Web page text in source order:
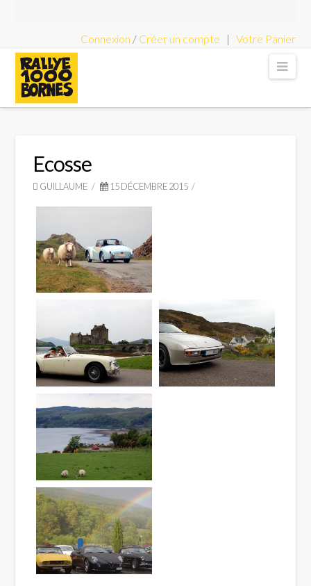
Connexion / Créer un compte | Votre Panier
Rallye
1000
Bornes
Rallye
Grand
Tourisme
pour
véhicules
historiques
de
Ecosse
GUILLAUME 15 DÉCEMBRE 2015